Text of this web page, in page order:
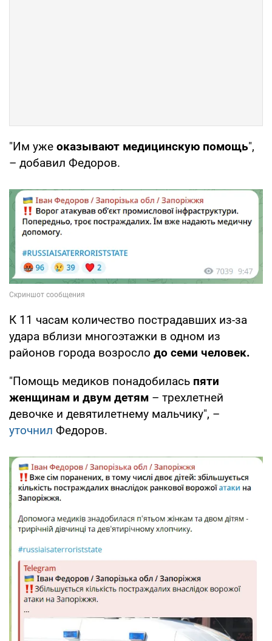
"Им уже оказывают медицинскую помощь",
– добавил Федоров.
К 11 часам количество пострадавших из-за
удара вблизи многоэтажки в одном из
районов города возросло до семи человек.
"Помощь медиков понадобилась пяти
женщинам и двум детям – трехлетней
девочке и девятилетнему мальчику", –
уточнил Федоров.